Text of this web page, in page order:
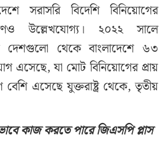
সরাসরি বিদেশি বিনিয়োগের
উল্লেখযোগ্য। ২০২২ সালে
দেশগুলো থেকে বাংলাদেশে ৬৩
এসেছে, যা মোট বিনিয়োগের প্রায়
এসেছে যুক্তরাষ্ট্র থেকে, তৃতীয়
কাজ করতে পারে জিএসপি প্লাস